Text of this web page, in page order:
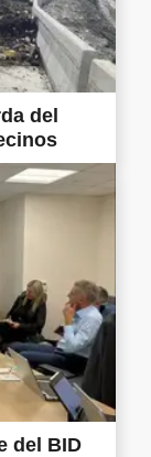
del
del BID